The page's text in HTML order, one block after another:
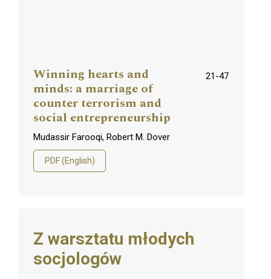
Winning hearts and
minds: a marriage of
counter terrorism and
social entrepreneurship
21-47
Mudassir Farooqi, Robert M. Dover
PDF (English)
Z warsztatu młodych
socjologów